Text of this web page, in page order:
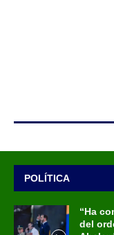
POLÍTICA
“Ha
del